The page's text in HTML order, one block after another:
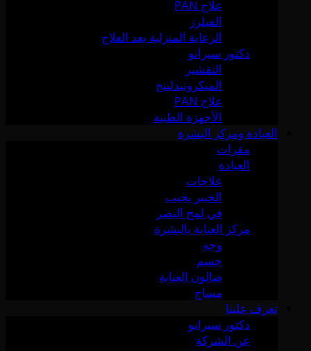
علاج PAN
الفيلرز
الرعاية المنزلية بعد العلاج
دكتور سيرانو
التقشير
الميكرونيدلينج
علاج PAN
الأجهزة الطبية
العيادة ومركز البشرة
مقرات
العيادة
علاجات
الخبير يجيب
في لمح البصر
مركز العناية بالبشرة
وجه
جسم
صالون العناية
مساج
تعرف علينا
دكتور سيرانو
عن الشركة